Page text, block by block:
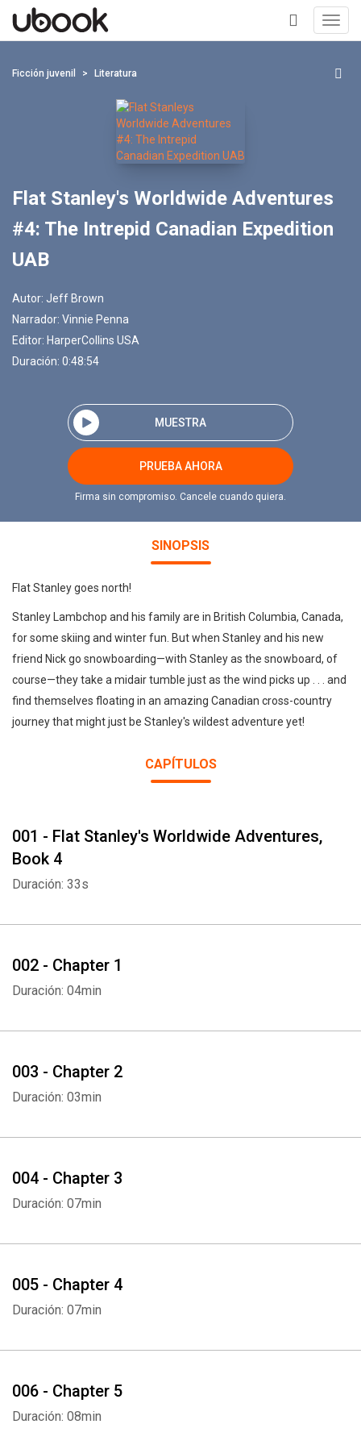
+
Ficción juvenil Literatura
Flat Stanley's Worldwide Adventures
#4: The Intrepid Canadian Expedition
UAB
Autor: Jeff Brown
Narrador: Vinnie Penna
Editor: HarperCollins USA
Duración: 0:48:54
MUESTRA
PRUEBA AHORA
Firma sin compromiso. Cancele cuando quiera.
SINOPSIS
Flat Stanley goes north!
Stanley Lambchop and his family are in British Columbia, Canada,
for some skiing and winter fun. But when Stanley and his new
friend Nick go snowboarding—with Stanley as the snowboard, of
course—they take a midair tumble just as the wind picks up . . . and
find themselves floating in an amazing Canadian cross-country
journey that might just be Stanley's wildest adventure yet!
CAPÍTULOS
001 - Flat Stanley's Worldwide Adventures,
Book 4
Duración: 33s
002 - Chapter 1
Duración: 04min
003 - Chapter 2
Duración: 03min
004 - Chapter 3
Duración: 07min
005 - Chapter 4
Duración: 07min
006 - Chapter 5
Duración: 08min